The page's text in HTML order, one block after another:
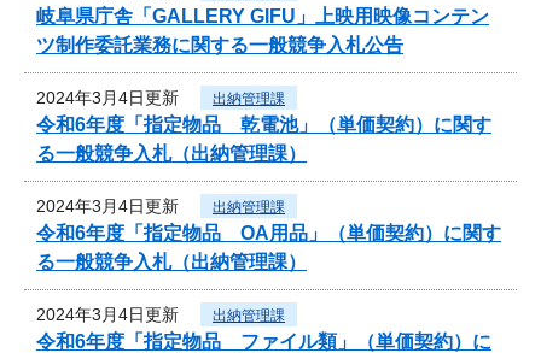
岐阜県庁舎「GALLERY GIFU」上映用映像コンテン
ツ制作委託業務に関する一般競争入札公告
2024年3月4日更新 出納管理課
令和6年度「指定物品 乾電池」（単価契約）に関す
る一般競争入札（出納管理課）
2024年3月4日更新 出納管理課
令和6年度「指定物品 OA用品」（単価契約）に関す
る一般競争入札（出納管理課）
2024年3月4日更新 出納管理課
令和6年度「指定物品 ファイル類」（単価契約）に